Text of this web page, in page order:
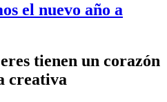
el nuevo año a
tienen un corazón
creativa